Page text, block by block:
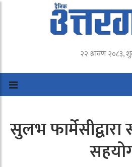
२२ श्रावण २०८३,
सुलभ फार्मेसीद्वारा